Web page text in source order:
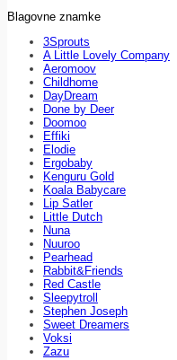
Blagovne znamke
3Sprouts
A Little Lovely Company
Aeromoov
Childhome
DayDream
Done by Deer
Doomoo
Effiki
Elodie
Ergobaby
Kenguru Gold
Koala Babycare
Lip Satler
Little Dutch
Nuna
Nuuroo
Pearhead
Rabbit&Friends
Red Castle
Sleepytroll
Stephen Joseph
Sweet Dreamers
Voksi
Zazu